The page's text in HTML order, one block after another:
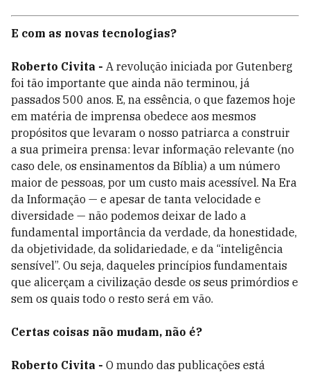
E com as novas tecnologias?
Roberto Civita - A revolução iniciada por Gutenberg
foi tão importante que ainda não terminou, já
passados 500 anos. E, na essência, o que fazemos hoje
em matéria de imprensa obedece aos mesmos
propósitos que levaram o nosso patriarca a construir
a sua primeira prensa: levar informação relevante (no
caso dele, os ensinamentos da Bíblia) a um número
maior de pessoas, por um custo mais acessível. Na Era
da Informação — e apesar de tanta velocidade e
diversidade — não podemos deixar de lado a
fundamental importância da verdade, da honestidade,
da objetividade, da solidariedade, e da “inteligência
sensível”. Ou seja, daqueles princípios fundamentais
que alicerçam a civilização desde os seus primórdios e
sem os quais todo o resto será em vão.
Certas coisas não mudam, não é?
Roberto Civita - O mundo das publicações está